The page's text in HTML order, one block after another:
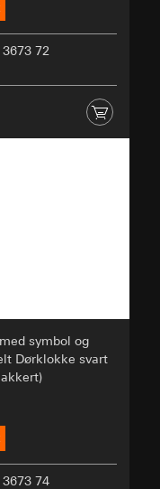
72
symbol og
Dørklokke svart
74
for A/B-testing
i henhold
30 og 90 dager,